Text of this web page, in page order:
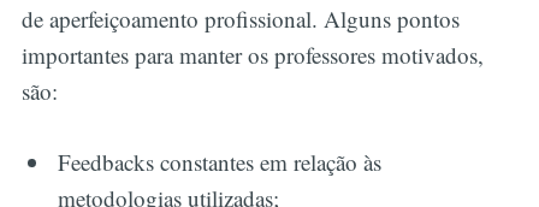
de aperfeiçoamento profissional. Alguns pontos
importantes para manter os professores motivados,
são:
Feedbacks constantes em relação às
metodologias utilizadas;